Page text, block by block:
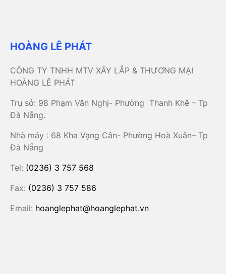
HOÀNG LÊ PHÁT
CÔNG TY TNHH MTV XÂY LẮP & THƯƠNG MẠI
HOÀNG LÊ PHÁT
Trụ sở: 98 Phạm Văn Nghị- Phường Thanh Khê – Tp
Đà Nẵng.
Nhà máy : 68 Kha Vạng Cân- Phường Hoà Xuân– Tp
Đà Nẵng
Tel: (0236) 3 757 568
Fax: (0236) 3 757 586
Email: hoanglephat@hoanglephat.vn